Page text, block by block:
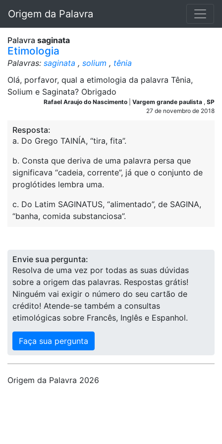
Origem da Palavra
Palavra saginata
Etimologia
Palavras: saginata , solium , tênia
Olá, porfavor, qual a etimologia da palavra Tênia,
Solium e Saginata? Obrigado
Rafael Araujo do Nascimento Vargem grande paulista , SP
27 de novembro de 2018
Resposta:
a. Do Grego TAINÍA, “tira, fita”.
b. Consta que deriva de uma palavra persa que
significava “cadeia, corrente”, já que o conjunto de
proglótides lembra uma.
c. Do Latim SAGINATUS, “alimentado”, de SAGINA,
“banha, comida substanciosa”.
Envie sua pergunta:
Resolva de uma vez por todas as suas dúvidas
sobre a origem das palavras. Respostas grátis!
Ninguém vai exigir o número do seu cartão de
crédito! Atende-se também a consultas
etimológicas sobre Francês, Inglês e Espanhol.
Faça sua pergunta
Origem da Palavra 2026